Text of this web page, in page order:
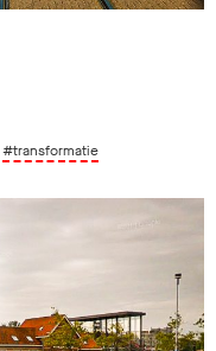
#transformatie